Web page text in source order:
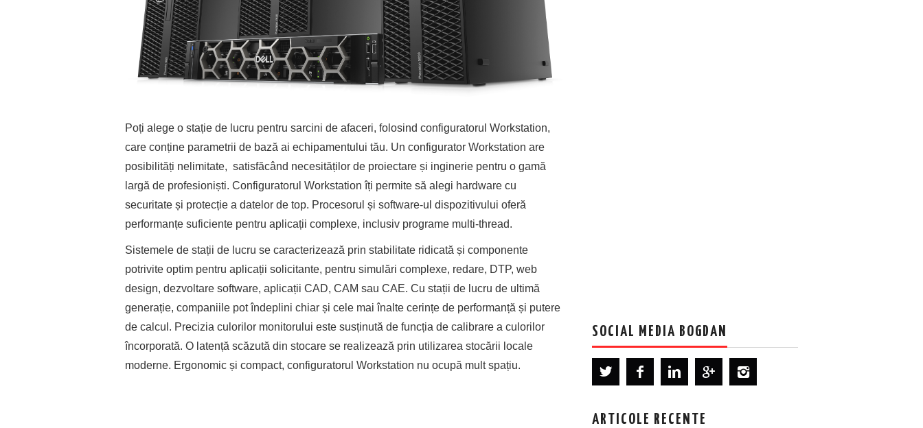
Poți alege o stație de lucru pentru sarcini de afaceri, folosind configuratorul Workstation,
care conține parametrii de bază ai echipamentului tău. Un configurator Workstation are
posibilități nelimitate, satisfăcând necesităților de proiectare și inginerie pentru o gamă
largă de profesioniști. Configuratorul Workstation îți permite să alegi hardware cu
securitate și protecție a datelor de top. Procesorul și software-ul dispozitivului oferă
performanțe suficiente pentru aplicații complexe, inclusiv programe multi-thread.
Sistemele de stații de lucru se caracterizează prin stabilitate ridicată și componente
potrivite optim pentru aplicații solicitante, pentru simulări complexe, redare, DTP, web
design, dezvoltare software, aplicații CAD, CAM sau CAE. Cu stații de lucru de ultimă
generație, companiile pot îndeplini chiar și cele mai înalte cerințe de performanță și putere
de calcul. Precizia culorilor monitorului este susținută de funcția de calibrare a culorilor
încorporată. O latență scăzută din stocare se realizează prin utilizarea stocării locale
moderne. Ergonomic și compact, configuratorul Workstation nu ocupă mult spațiu.
SOCIAL MEDIA BOGDAN
ARTICOLE RECENTE